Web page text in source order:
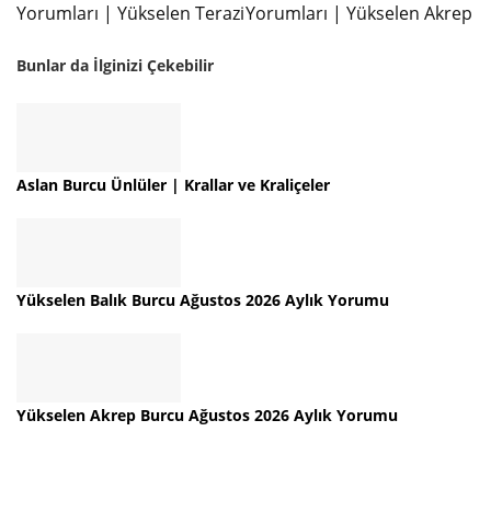
Yorumları | Yükselen TeraziYorumları | Yükselen Akrep
Bunlar da İlginizi Çekebilir
Aslan Burcu Ünlüler | Krallar ve Kraliçeler
Yükselen Balık Burcu Ağustos 2026 Aylık Yorumu
Yükselen Akrep Burcu Ağustos 2026 Aylık Yorumu